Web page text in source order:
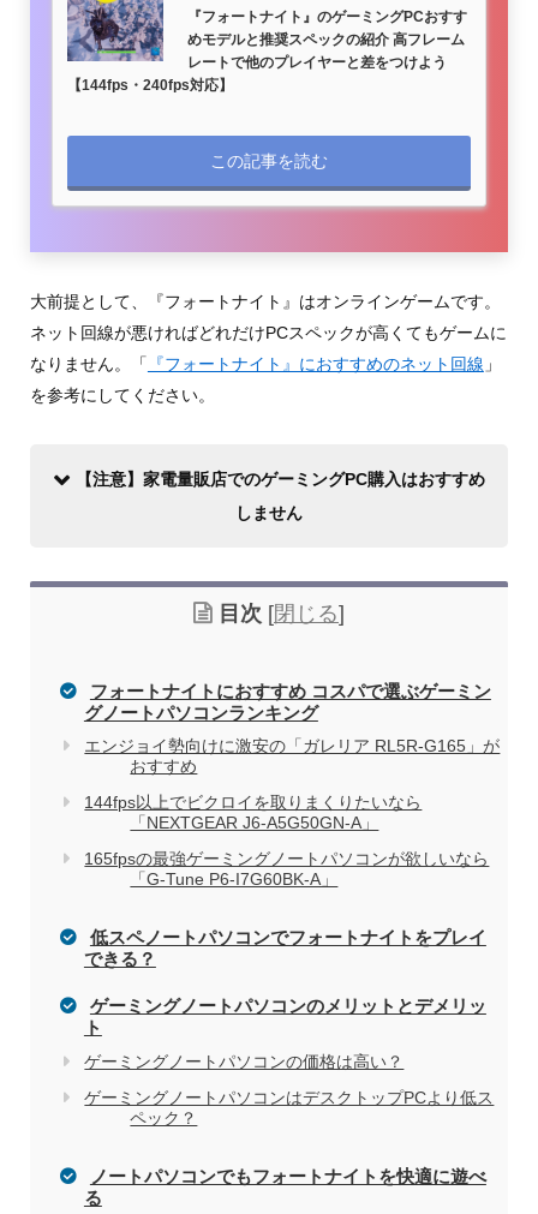
『フォートナイト』のゲーミングPCおすす
めモデルと推奨スペックの紹介 高フレーム
レートで他のプレイヤーと差をつけよう
【144fps・240fps対応】
この記事を読む
大前提として、『フォートナイト』はオンラインゲームです。
ネット回線が悪ければどれだけPCスペックが高くてもゲームに
なりません。「
『フォートナイト』におすすめのネット回線 」
を参考にしてください。
【注意】家電量販店でのゲーミングPC購入はおすすめ
しません
家電量販店で買う際のデメリット
関連記事
電気屋や家電量販店でのパソコン購入を
目次 [閉じる]
フォートナイトにおすすめ コスパで選ぶゲーミン
グノートパソコンランキング
エンジョイ勢向けに激安の「ガレリア RL5R-G165」が
おすすめ
144fps以上でビクロイを取りまくりたいなら
「NEXTGEAR J6-A5G50GN-A」
165fpsの最強ゲーミングノートパソコンが欲しいなら
「G-Tune P6-I7G60BK-A」
低スペノートパソコンでフォートナイトをプレイ
できる？
ゲーミングノートパソコンのメリットとデメリッ
ト
ゲーミングノートパソコンの価格は高い？
ゲーミングノートパソコンはデスクトップPCより低ス
ペック？
ノートパソコンでもフォートナイトを快適に遊べ
る